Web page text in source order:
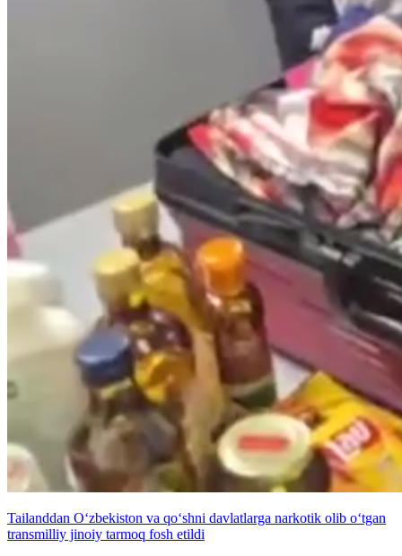
Tailanddan O‘zbekiston va qo‘shni davlatlarga narkotik olib o‘tgan
transmilliy jinoiy tarmoq fosh etildi